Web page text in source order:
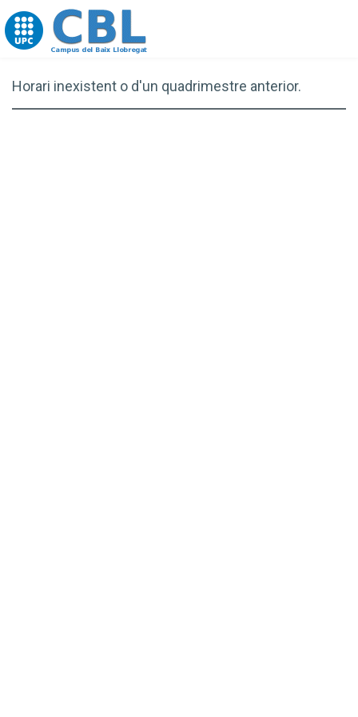
Go to upc.edu
Horari inexistent o d'un quadrimestre anterior.